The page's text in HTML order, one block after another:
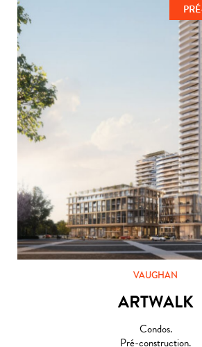
VAUGHAN
ARTWALK
Condos.
Pré-construction.